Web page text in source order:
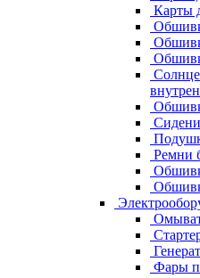
Карты
Ремни
Фары